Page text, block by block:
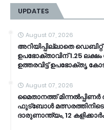
UPDATES
August 07, 2026
അറിയിപ്പില്ലാതെ
ഉപഭോക്താവിന് 1.25
ഉത്തരവിട്ട് ഉപഭോക്തൃ
August 07, 2026
മൈതാനത്ത്
ഫുട്ബോൾ മത്സരത്തിനിടെ
ദാരുണാന്ത്യം, 12